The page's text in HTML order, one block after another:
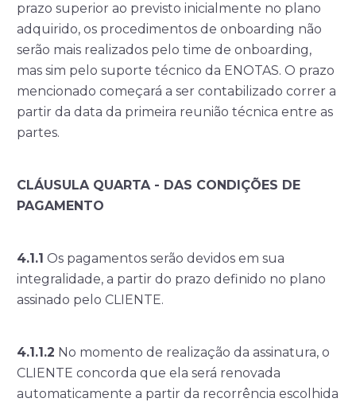
prazo superior ao previsto inicialmente no plano
adquirido, os procedimentos de onboarding não
serão mais realizados pelo time de onboarding,
mas sim pelo suporte técnico da ENOTAS. O prazo
mencionado começará a ser contabilizado correr a
partir da data da primeira reunião técnica entre as
partes.
CLÁUSULA QUARTA - DAS CONDIÇÕES DE
PAGAMENTO
4.1.1 Os pagamentos serão devidos em sua
integralidade, a partir do prazo definido no plano
assinado pelo CLIENTE.
4.1.1.2 No momento de realização da assinatura, o
CLIENTE concorda que ela será renovada
automaticamente a partir da recorrência escolhida